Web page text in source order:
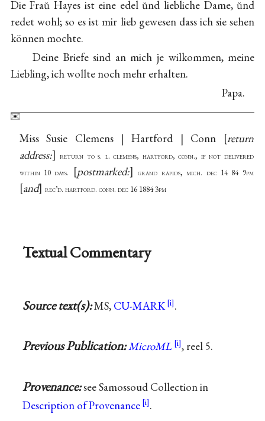
Die Fraŭ Hayes ist eine edel ŭnd liebliche Dame, ŭnd
redet wohl; so es ist mir lieb gewesen dass ich sie sehen
können mochte.
Deine Briefe sind an mich je wilkommen, meine
Liebling, ich wollte noch mehr erhalten.
Papa.
Miss Susie Clemens | Hartford | Conn
return
address:
return to s. l. clemens, hartford, conn., if not delivered
within 10 days.
postmarked: grand rapids, mich. dec 14 84 9pm
and rec’d. hartford. conn. dec 16 1884 3pm
Textual Commentary
Source text(s):MS, CU-MARK .
Previous Publication:MicroML , reel 5.
Provenance:see Samossoud Collection in
Description of Provenance
.